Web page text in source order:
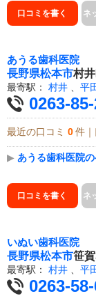
口コミを書く ネ
あうる歯科医院
長野県松本市村
最寄駅： 村井 平
0263-
最近の口コミ 0 件
▶ あうる歯科医院
口コミを書く ネ
いぬい歯科医院
長野県松本市笹
最寄駅： 村井 平
0263-